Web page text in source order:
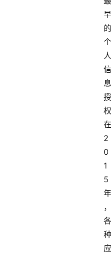
早
的
个
人
信
息
授
权
在
2
0
1
5
年
，
各
种
应